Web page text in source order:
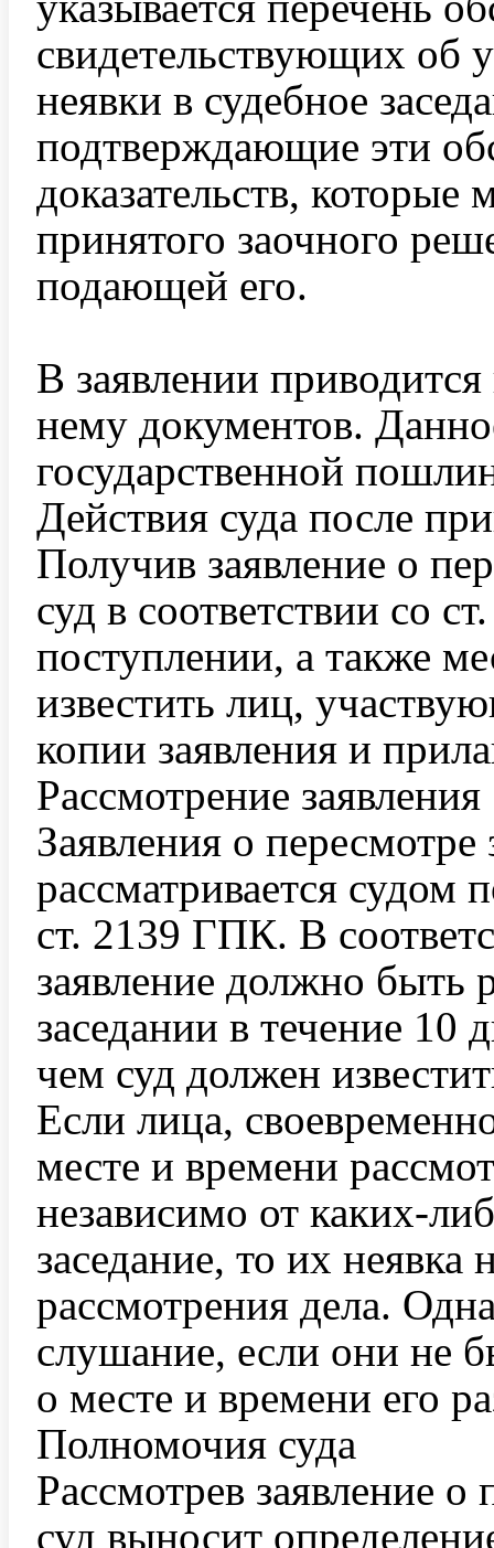
свидетельствующих об
неявки в судебное
подтверждающие эти
доказательств, которые
принятого заочного
подающей его.
В заявлении
нему документов.
государственной
Действия суда после
Получив заявление о
суд в соответствии со
поступлении, а также
известить лиц,
копии заявления и
Рассмотрение заявления
Заявления о
рассматривается судом
ст. 2139 ГПК. В
заявление должно быть
заседании в течение 10
чем суд должен
Если лица,
месте и времени
независимо от каких-
заседание, то их
рассмотрения дела.
слушание, если они не
о месте и времени его
Полномочия суда
Рассмотрев заявление
суд выносит